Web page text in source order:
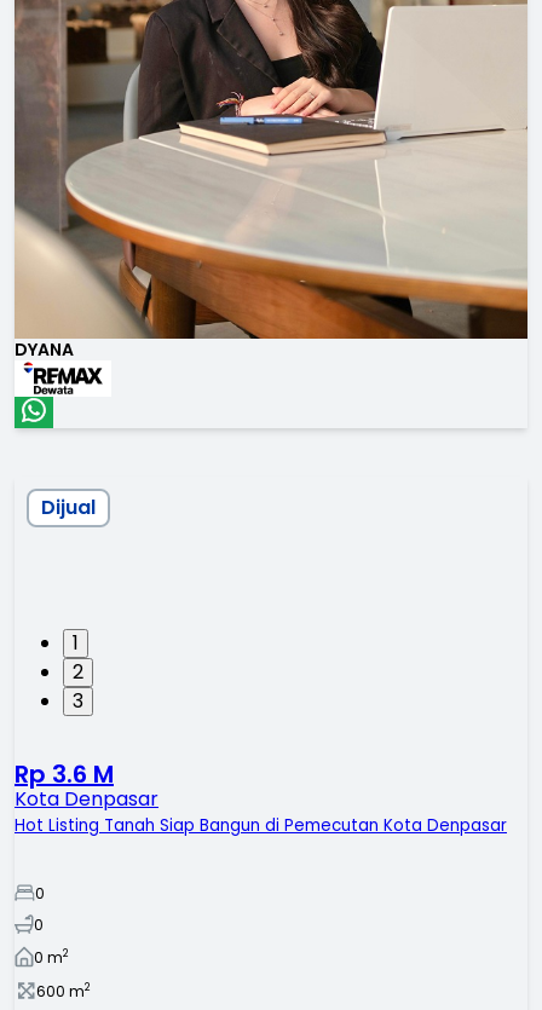
DYANA
1
2
3
Dijual
Rp 3.6 M
Kota Denpasar
Hot Listing Tanah Siap Bangun di Pemecutan Kota Denpasar
0
0
0 m2
600 m2